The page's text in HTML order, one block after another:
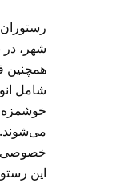
شهر، در
همچنین
شامل
خوشمزه
خصوصی،
این